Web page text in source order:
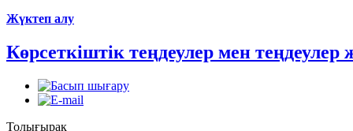
Жүктеп алу
Көрсеткіштік теңдеулер мен
Толығырақ